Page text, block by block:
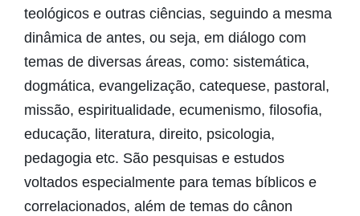
teológicos e outras ciências, seguindo a mesma
dinâmica de antes, ou seja, em diálogo com
temas de diversas áreas, como: sistemática,
dogmática, evangelização, catequese, pastoral,
missão, espiritualidade, ecumenismo, filosofia,
educação, literatura, direito, psicologia,
pedagogia etc. São pesquisas e estudos
voltados especialmente para temas bíblicos e
correlacionados, além de temas do cânon